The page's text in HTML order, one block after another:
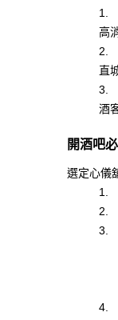
1.
高
2.
直
3.
酒
開酒吧
選定心儀
1.
2.
3.
4.